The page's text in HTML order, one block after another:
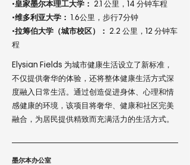
•皇家墨尔本理工大学：
2.1 公里，14 分钟车程
•维多利亚大学：
1.6公里，步行7分钟
•拉筹伯大学（城市校区）：
2.2 公里，12 分钟车
程
Elysian Fields 为城市健康生活设立了新标准，
不仅提供奢华的体验，还将整体健康生活方式深
度融入日常生活。通过创造促进身体、心理和情
感健康的环境，该项目将奢华、健康和社区完美
融合，为居民提供精致而充满活力的生活方式。
墨尔本办公室